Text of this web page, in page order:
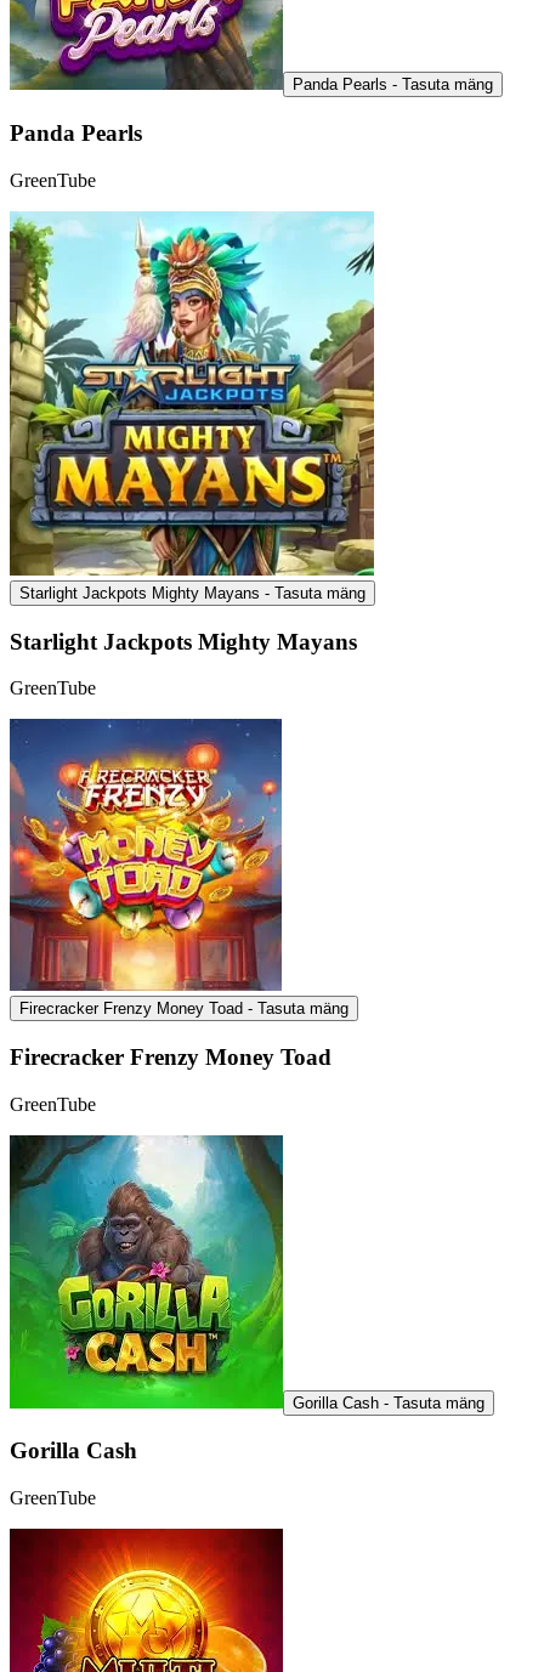
Panda Pearls - Tasuta mäng
Panda Pearls
GreenTube
Starlight Jackpots Mighty Mayans - Tasuta mäng
Starlight Jackpots Mighty Mayans
GreenTube
Firecracker Frenzy Money Toad - Tasuta mäng
Firecracker Frenzy Money Toad
GreenTube
Gorilla Cash - Tasuta mäng
Gorilla Cash
GreenTube